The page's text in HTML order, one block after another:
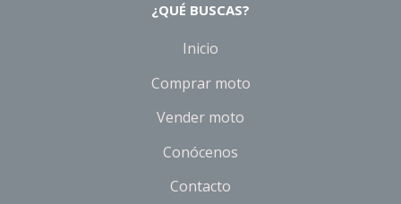
¿QUÉ BUSCAS?
Inicio
Comprar moto
Vender moto
Conócenos
Contacto